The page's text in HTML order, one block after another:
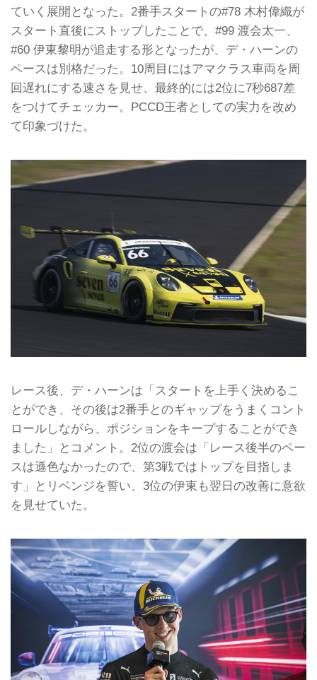
ていく展開となった。2番手スタートの#78 木村偉織が
スタート直後にストップしたことで、#99 渡会太一、
#60 伊東黎明が追走する形となったが、デ・ハーンの
ペースは別格だった。10周目にはアマクラス車両を周
回遅れにする速さを見せ、最終的には2位に7秒687差
をつけてチェッカー。PCCD王者としての実力を改め
て印象づけた。
レース後、デ・ハーンは「スタートを上手く決めるこ
とができ、その後は2番手とのギャップをうまくコント
ロールしながら、ポジションをキープすることができ
ました」とコメント。2位の渡会は「レース後半のペー
スは遜色なかったので、第3戦ではトップを目指しま
す」とリベンジを誓い、3位の伊東も翌日の改善に意欲
を見せていた。